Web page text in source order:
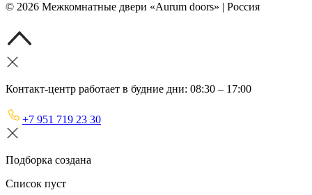
© 2026 Межкомнатные двери «Aurum doors» | Россия
Контакт-центр работает в будние дни: 08:30 – 17:00
+7 951 719 23 30
Подборка создана
Список пуст